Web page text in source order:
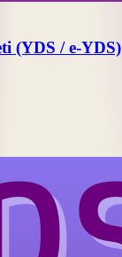
(YDS / e-YDS)